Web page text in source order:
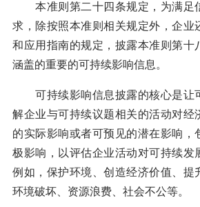
本准则第二十四条规定，为满足
求，除按照本准则相关规定外，企业
和应用指南的规定，披露本准则第十
涵盖的重要的可持续影响信息。
可持续影响信息披露的核心是让
解企业与可持续议题相关的活动对经
的实际影响或者可预见的潜在影响，
极影响，以评估企业活动对可持续发
例如，保护环境、创造经济价值、提
环境破坏、资源浪费、社会不公等。